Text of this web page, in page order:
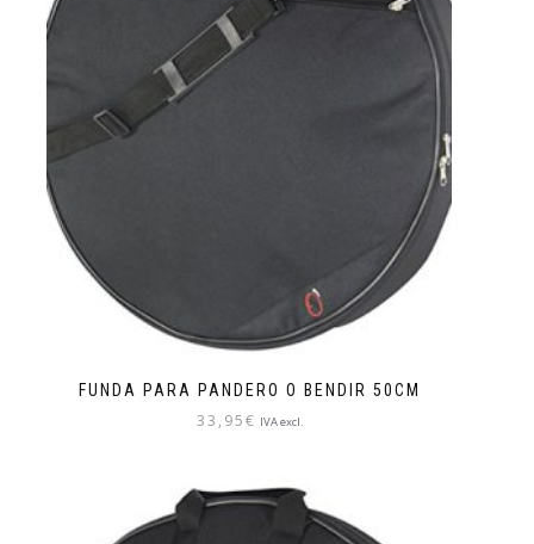
FUNDA PARA PANDERO O BENDIR 50CM
33,95€ IVA excl.